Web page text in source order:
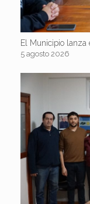
El Municipio lanza
5 agosto 2026